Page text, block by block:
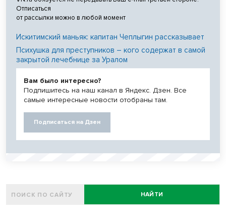
Отписаться
от рассылки можно в любой момент
Искитимский маньяк: капитан Чеплыгин рассказывает
Психушка для преступников – кого содержат в самой
закрытой лечебнице за Уралом
Вам было интересно?
Подпишитесь на наш канал в Яндекс. Дзен. Все
самые интересные новости отобраны там.
Подписаться на Дзен
НАЙТИ